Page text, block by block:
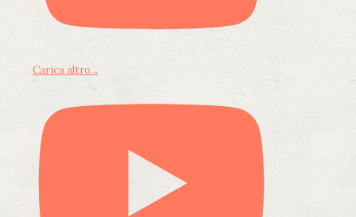
Carica altro...